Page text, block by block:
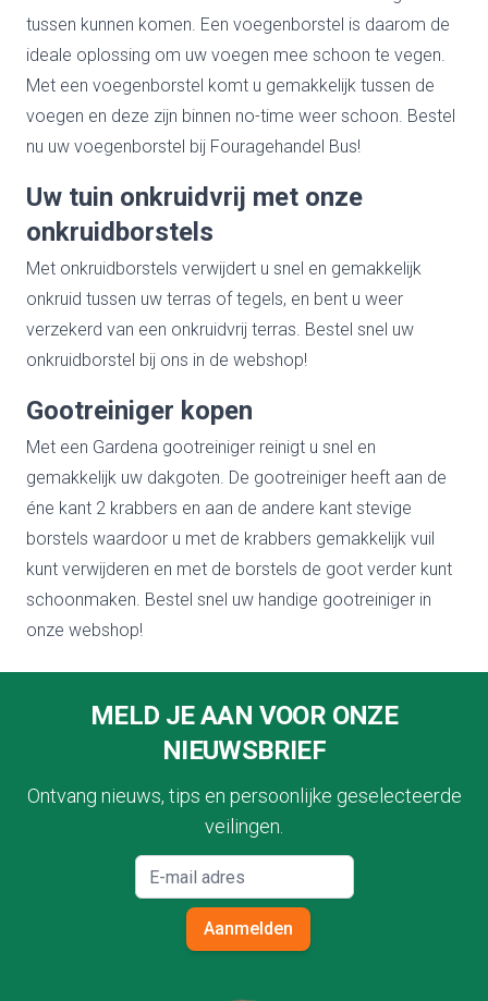
tussen kunnen komen. Een voegenborstel is daarom de
ideale oplossing om uw voegen mee schoon te vegen.
Met een voegenborstel komt u gemakkelijk tussen de
voegen en deze zijn binnen no-time weer schoon. Bestel
nu uw voegenborstel bij Fouragehandel Bus!
Uw tuin onkruidvrij met onze
onkruidborstels
Met onkruidborstels verwijdert u snel en gemakkelijk
onkruid tussen uw terras of tegels, en bent u weer
verzekerd van een onkruidvrij terras. Bestel snel uw
onkruidborstel bij ons in de webshop!
Gootreiniger kopen
Met een Gardena gootreiniger reinigt u snel en
gemakkelijk uw dakgoten. De gootreiniger heeft aan de
éne kant 2 krabbers en aan de andere kant stevige
borstels waardoor u met de krabbers gemakkelijk vuil
kunt verwijderen en met de borstels de goot verder kunt
schoonmaken. Bestel snel uw handige gootreiniger in
onze webshop!
MELD JE AAN VOOR ONZE
NIEUWSBRIEF
Ontvang nieuws, tips en persoonlijke geselecteerde
veilingen.
Aanmelden